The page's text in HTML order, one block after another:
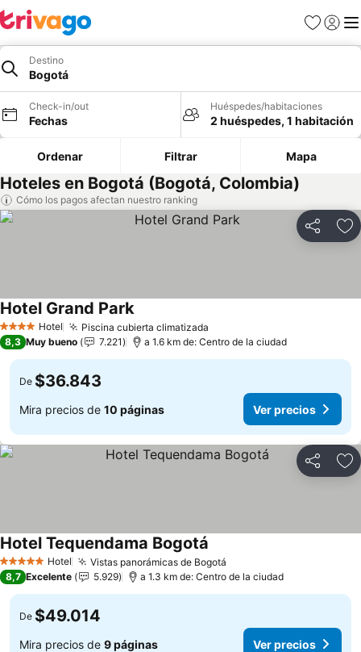
Favoritos
Iniciar
Destino
Bogotá
Check-in/out
Fechas
Huéspedes/habitaciones
2 huéspedes, 1 habitación
Ordenar Filtrar Mapa
Hoteles en Bogotá (Bogotá, Colombia)
Cómo los pagos afectan nuestro ranking
Compartir
4 EstrellasHotel Piscina cubierta climatizada
Hotel Grand ParkVer precios
8,3 Muy bueno 7.221 a 1.6 km de: Centro de la ciudad
De $36.843
Mira precios de 10 páginas Ver precios
Compartir
5 Estrellas Hotel Vistas panorámicas de Bogotá
Hotel Tequendama Bogotá
8,7 Excelente 5.929 a 1.3 km de: Centro de la ciudad
De $49.014
Mira precios de 9 páginas Ver precios